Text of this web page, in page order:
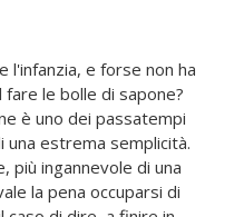
l'infanzia, e forse non ha
le bolle di sapone?
è uno dei passatempi
una estrema semplicità.
più ingannevole di una
la pena occuparsi di